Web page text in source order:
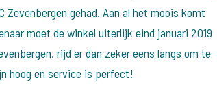
Zevenbergen gehad. Aan al het moois komt
moet de winkel uiterlijk eind januari 2019
rijd er dan zeker eens langs om te
hoog en service is perfect!